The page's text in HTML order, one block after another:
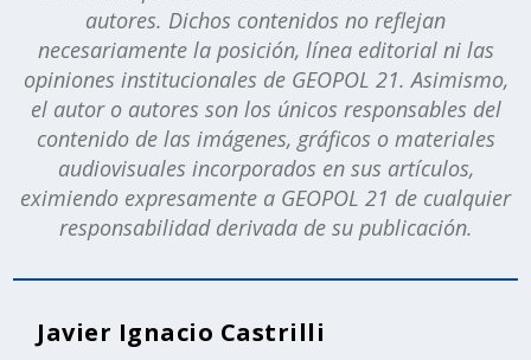
autores. Dichos contenidos no reflejan
necesariamente la posición, línea editorial ni las
opiniones institucionales de GEOPOL 21. Asimismo,
el autor o autores son los únicos responsables del
contenido de las imágenes, gráficos o materiales
audiovisuales incorporados en sus artículos,
eximiendo expresamente a GEOPOL 21 de cualquier
responsabilidad derivada de su publicación.
Javier Ignacio Castrilli